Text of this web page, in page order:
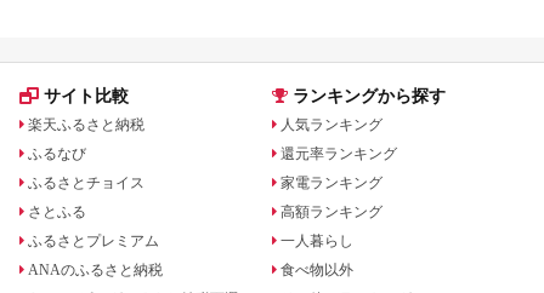
サイト比較
楽天ふるさと納税
ふるなび
ふるさとチョイス
さとふる
ふるさとプレミアム
ANAのふるさと納税
ランキングから探す
人気ランキング
還元率ランキング
家電ランキング
高額ランキング
一人暮らし
食べ物以外